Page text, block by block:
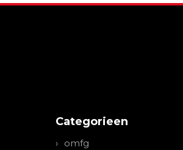
Categorieen
omfg